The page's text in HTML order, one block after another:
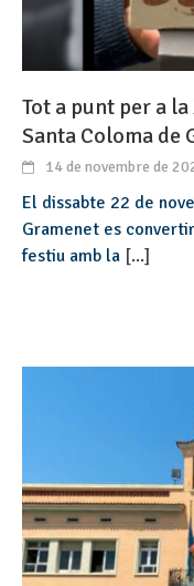
Tot a punt per a
Santa Coloma de
14 de novembre de
El dissabte 22 de
Gramenet es
festiu amb la [...]